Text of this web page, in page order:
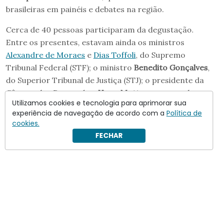
brasileiras em painéis e debates na região.
Cerca de 40 pessoas participaram da degustação.
Entre os presentes, estavam ainda os ministros
Alexandre de Moraes e Dias Toffoli, do Supremo
Tribunal Federal (STF); o ministro Benedito Gonçalves,
do Superior Tribunal de Justiça (STJ); o presidente da
Câmara dos Deputados,Hugo Motta; o procurador-
geral da República (PGR),Paulo Gonet; e o então
ministro da Justiça,Ricardo Lewandowski, além do
próprio Vorcaro e de seu advogadoCiro Soares.
Utilizamos cookies e tecnologia para aprimorar sua
experiência de navegação de acordo com a Política de
cookies.
FECHAR